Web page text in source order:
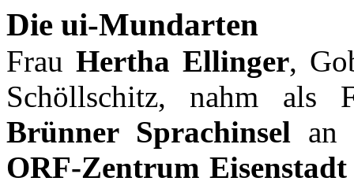
Die ui-Mundarten
Frau Hertha Ellinger,
Schöllschitz, nahm als
Brünner Sprachinsel an
ORF-Zentrum Eisenstadt